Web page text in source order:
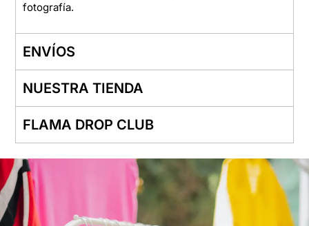
fotografía.
ENVÍOS
NUESTRA TIENDA
FLAMA DROP CLUB